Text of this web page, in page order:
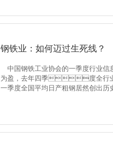
钢铁业：如何迈过生死线？
中国钢铁工业协会的一季度行业
为盈，去年四季度全行业
一季度全国平均日产粗钢居然创出